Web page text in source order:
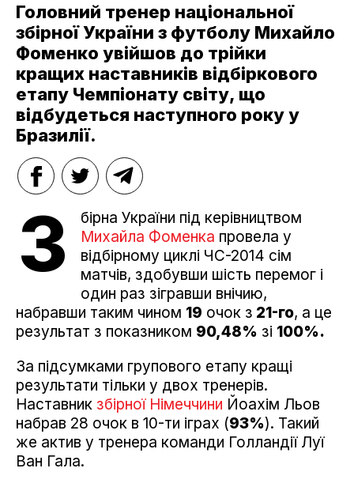
Головний тренер національної
збірної України з футболу Михайло
Фоменко увійшов до трійки
кращих наставників відбіркового
етапу Чемпіонату світу, що
відбудеться наступного року у
Бразилії.
З
бірна України під керівництвом
Михайла Фоменка провела у
відбірному циклі ЧС-2014 сім
матчів, здобувши шість перемог і
один раз зігравши внічию,
набравши таким чином 19 очок з 21-го, а це
результат з показником 90,48% зі 100%.
За підсумками групового етапу кращі
результати тільки у двох тренерів.
Наставник збірної Німеччини Йоахім Льов
набрав 28 очок в 10-ти іграх (93%). Такий
же актив у тренера команди Голландії Луї
Ван Гала.